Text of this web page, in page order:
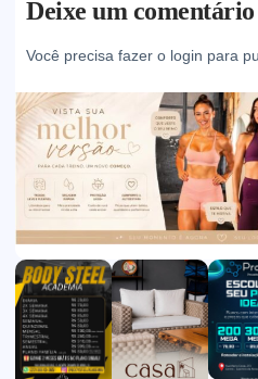
Deixe um comentário
Você precisa fazer o login para